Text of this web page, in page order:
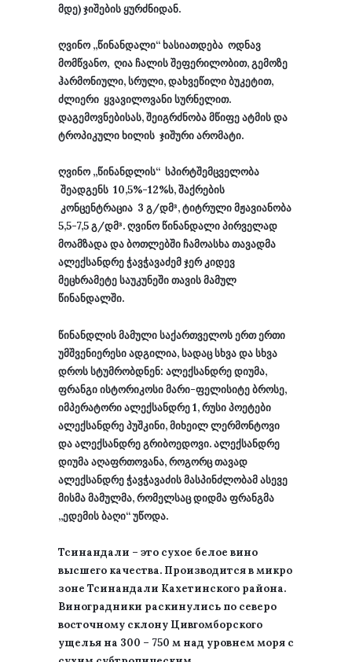
მდე) ჯიშების ყურძნიდან.
ღვინო „წინანდალი“ ხასიათდება ოდნავ
მომწვანო, ღია ჩალის შეფერილობით, გემოზე
ჰარმო­ნიული, სრული, დახვეწილი ბუკეტით,
ძლიერი ყვავილოვანი სურნელით.
დაგემოვნებისას, შეიგრძნობა მწიფე ატმის და
ტროპიკული ხილის ჯიშური არომატი.
ღვინო „წინანდლის“ სპირტშემცველობა
შეადგენს 10,5%-12%ს, შაქრების
კონცენტრაცია 3 გ/დმ³, ტიტრული მჟავიანობა
5,5-7,5 გ/დმ³.ღვინო წინანდალი პირველად
მოამზადა და ბოთლებში ჩამოასხა თავადმა
ალექსანდრე ჭავჭავაძემ ჯერ კიდევ
მეცხრამეტე საუკუნეში თავის მამულ
წინანდალში.
წინანდლის მამული საქართველოს ერთ ერთი
უმშვენიერესი ადგილია, სადაც სხვა და სხვა
დროს სტუმრობდნენ: ალექსანდრე დიუმა,
ფრანგი ისტორიკოსი მარი-ფელისიტე ბროსე,
იმპერატორი ალექსანდრე 1, რუსი პოეტები
ალექსანდრე პუშკინი, მიხეილ ლერმონტოვი
და ალექსანდრე გრიბოედოვი. ალექსანდრე
დიუმა აღაფრთოვანა, როგორც თავად
ალექსანდრე ჭავჭავაძის მასპინძლობამ ასევე
მისმა მამულმა, რომელსაც დიდმა ფრანგმა
„ედემის ბაღი“ უწოდა.
Тсинандали – это сухое белое вино
высшего качества. Производится в микро
зоне Тсинандали Кахетинского района.
Виноградники раскинулись по северо
восточному склону Цивгомборского
ущелья на 300 – 750 м над уровнем моря с